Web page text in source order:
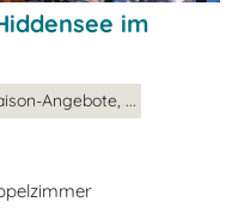
im
Angebote, ...